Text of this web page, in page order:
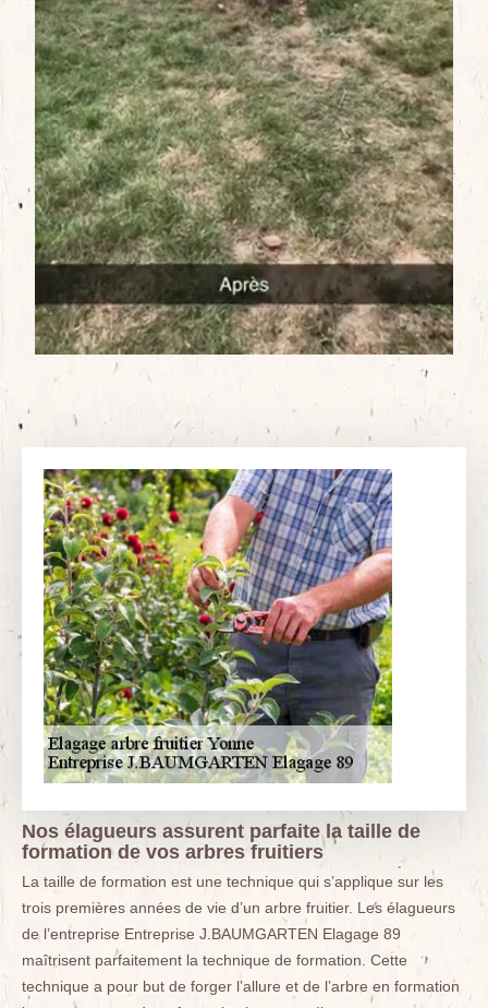
Nos élagueurs assurent parfaite la taille de
formation de vos arbres fruitiers
La taille de formation est une technique qui s’applique sur les
trois premières années de vie d’un arbre fruitier. Les élagueurs
de l’entreprise Entreprise J.BAUMGARTEN Elagage 89
maîtrisent parfaitement la technique de formation. Cette
technique a pour but de forger l’allure et de l’arbre en formation